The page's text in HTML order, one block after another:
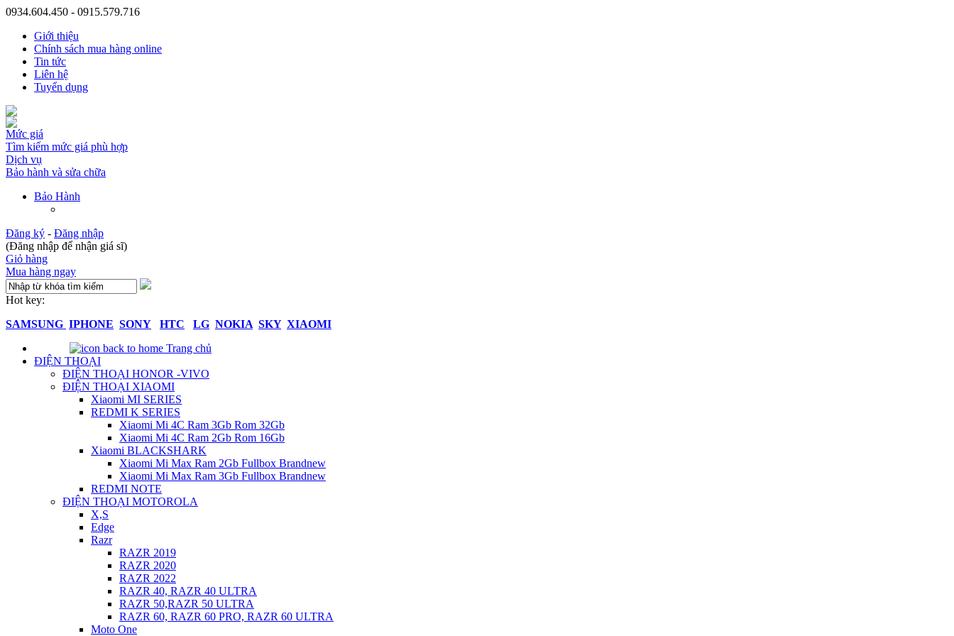
0934.604.450 - 0915.579.716
Giới thiệu
Chính sách mua hàng online
Tin tức
Liên hệ
Tuyển dụng
Mức giá
Tìm kiếm mức giá phù hợp
Dịch vụ
Bảo hành và sửa chữa
Bảo Hành
Đăng ký - Đăng nhập
(Đăng nhập để nhận giá sĩ)
Giỏ hàng
Mua hàng ngay
Hot key:
SAMSUNG IPHONE SONY HTC LG NOKIA SKY XIAOMI
Trang chủ
ĐIỆN THOẠI
ĐIỆN THOẠI HONOR -VIVO
ĐIỆN THOẠI XIAOMI
Xiaomi MI SERIES
REDMI K SERIES
Xiaomi Mi 4C Ram 3Gb Rom 32Gb
Xiaomi Mi 4C Ram 2Gb Rom 16Gb
Xiaomi BLACKSHARK
Xiaomi Mi Max Ram 2Gb Fullbox Brandnew
Xiaomi Mi Max Ram 3Gb Fullbox Brandnew
REDMI NOTE
ĐIỆN THOẠI MOTOROLA
X,S
Edge
Razr
RAZR 2019
RAZR 2020
RAZR 2022
RAZR 40, RAZR 40 ULTRA
RAZR 50,RAZR 50 ULTRA
RAZR 60, RAZR 60 PRO, RAZR 60 ULTRA
Moto One